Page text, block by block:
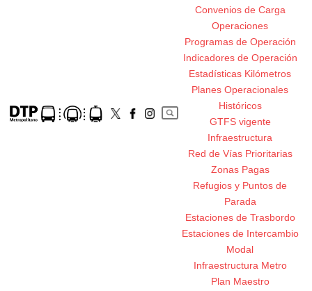
Convenios de Carga
Operaciones
Programas de Operación
Indicadores de Operación
Estadísticas Kilómetros
Planes Operacionales
Históricos
GTFS vigente
Infraestructura
Red de Vías Prioritarias
Zonas Pagas
Refugios y Puntos de
Parada
Estaciones de Trasbordo
Estaciones de Intercambio
Modal
Infraestructura Metro
Plan Maestro